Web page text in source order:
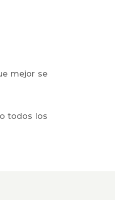
mejor se
todos los